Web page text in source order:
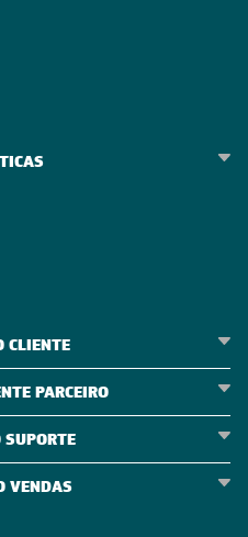
CLIENTE
PARCEIRO
SUPORTE
VENDAS